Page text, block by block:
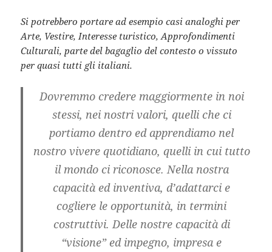
Si potrebbero portare ad esempio casi analoghi per
Arte, Vestire, Interesse turistico, Approfondimenti
Culturali, parte del bagaglio del contesto o vissuto
per quasi tutti gli italiani.
Dovremmo credere maggiormente in noi
stessi, nei nostri valori, quelli che ci
portiamo dentro ed apprendiamo nel
nostro vivere quotidiano, quelli in cui tutto
il mondo ci riconosce. Nella nostra
capacità ed inventiva, d’adattarci e
cogliere le opportunità, in termini
costruttivi. Delle nostre capacità di
“visione” ed impegno, impresa e